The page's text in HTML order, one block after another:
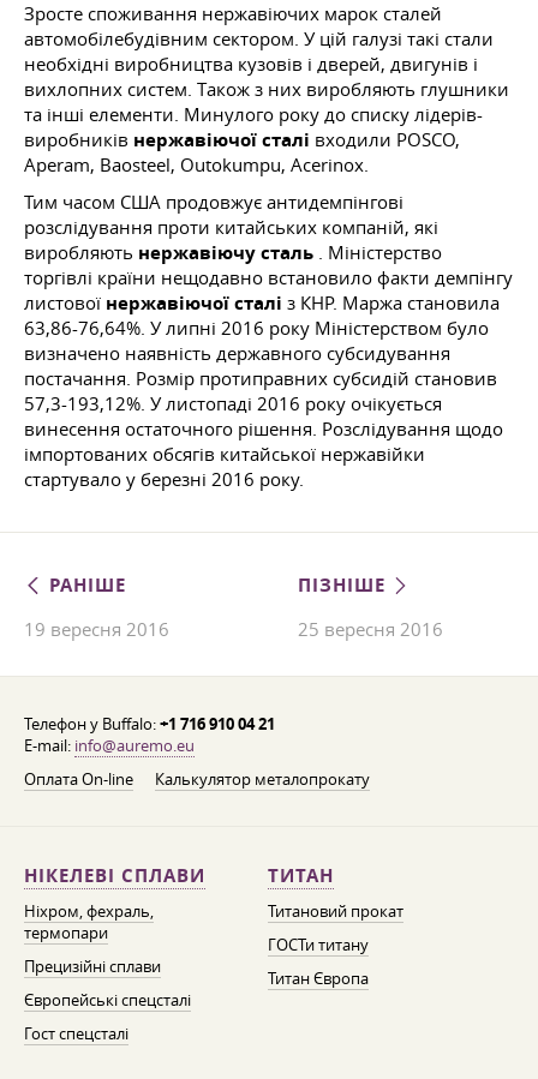
Зросте споживання нержавіючих марок сталей
автомобілебудівним сектором. У цій галузі такі стали
необхідні виробництва кузовів і дверей, двигунів і
вихлопних систем. Також з них виробляють глушники
та інші елементи. Минулого року до списку лідерів-
виробників нержавіючої сталі входили POSCO,
Aperam, Baosteel, Outokumpu, Acerinox.
Тим часом США продовжує антидемпінгові
розслідування проти китайських компаній, які
виробляють нержавіючу сталь . Міністерство
торгівлі країни нещодавно встановило факти демпінгу
листової нержавіючої сталі з КНР. Маржа становила
63,86-76,64%. У липні 2016 року Міністерством було
визначено наявність державного субсидування
постачання. Розмір протиправних субсидій становив
57,3-193,12%. У листопаді 2016 року очікується
винесення остаточного рішення. Розслідування щодо
імпортованих обсягів китайської нержавійки
стартувало у березні 2016 року.
РАНІШЕ
19 вересня 2016
ПІЗНІШЕ
25 вересня 2016
Телефон у Buffalo:+1 716 910 04 21
E-mail: info@auremo.eu
Оплата On-line
Калькулятор металопрокату
НІКЕЛЕВІ СПЛАВИ
Ніхром, фехраль,
термопари
Прецизійні сплави
Європейські спецсталі
Гост спецсталі
ТИТАН
Титановий прокат
ГОСТи титану
Титан Європа